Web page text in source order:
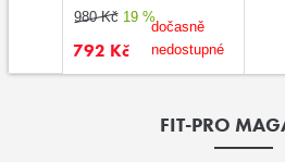
980 Kč 19 %
792 Kč
dočasně
nedostupné
FIT-PRO